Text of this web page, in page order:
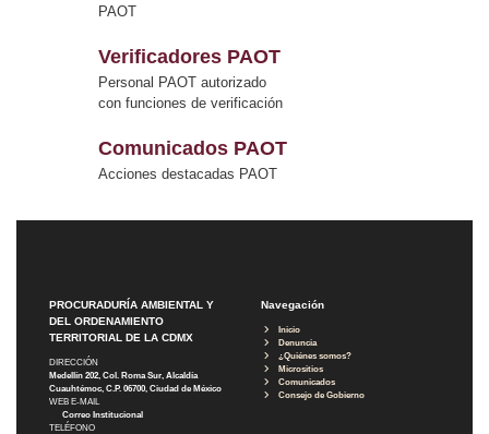
PAOT
Verificadores PAOT
Personal PAOT autorizado
con funciones de verificación
Comunicados PAOT
Acciones destacadas PAOT
PROCURADURÍA AMBIENTAL Y
DEL ORDENAMIENTO
TERRITORIAL DE LA CDMX
DIRECCIÓN
Medellín 202, Col. Roma Sur, Alcaldía
Cuauhtémoc, C.P. 06700, Ciudad de México
WEB E-MAIL
Correo Institucional
TELÉFONO
Navegación
Inicio
Denuncia
¿Quiénes somos?
Micrositios
Comunicados
Consejo de Gobierno